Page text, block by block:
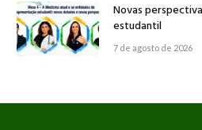
Novas
estudantil
7 de agosto de 2026